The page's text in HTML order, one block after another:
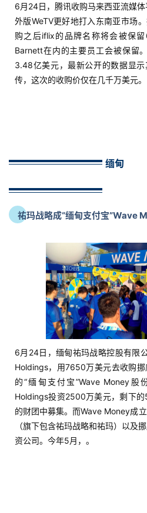
运
营
实
战
拆
操
盘
选
6月24日，腾讯收购马来西亚流媒
外版WeTV更好地打入东南亚市场
购之后iflix的品牌名称将会被保
Barnett在内的主要员工会被保留
3.48亿美元，最新公开的数据显
传，这次的收购价仅在几千万美元。
缅甸
祐玛战略成“缅甸支付宝”Wave
6月24日，缅甸祐玛战略控股有限
Holdings，用7650万美元去收购
的“缅甸支付宝”Wave Money股
Holdings投资2500万美元，剩下
的财团中募集。而Wave Money成
（旗下包含祐玛战略和祐玛）以及
资公司。今年5月，。